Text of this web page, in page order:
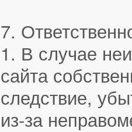
7.
1. В случае
сайта
следствие,
из-за